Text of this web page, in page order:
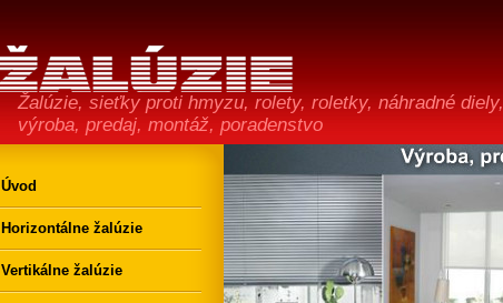
Žalúzie, sieťky proti hmyzu, rolety, roletky, náhradné diely,
výroba, predaj, montáž, poradenstvo
Úvod
Horizontálne žalúzie
Vertikálne žalúzie